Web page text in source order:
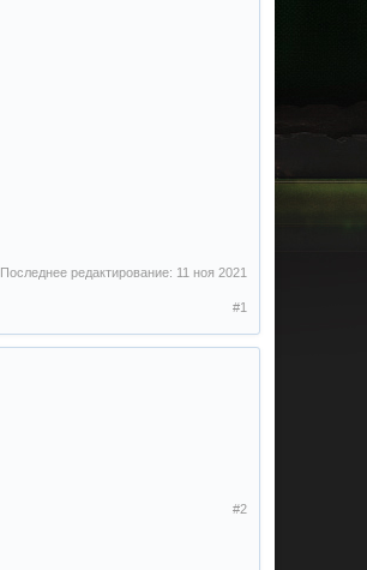
Последнее редактирование: 11 ноя 2021
#1
#2